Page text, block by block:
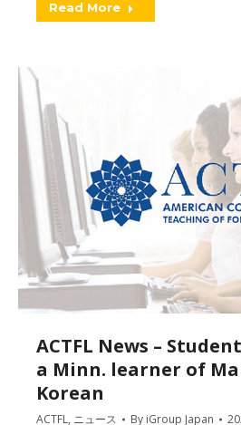
Read More
ACTFL News –
a Minn. learner of
Korean
ACTFL, ニュース By iGroup Japan